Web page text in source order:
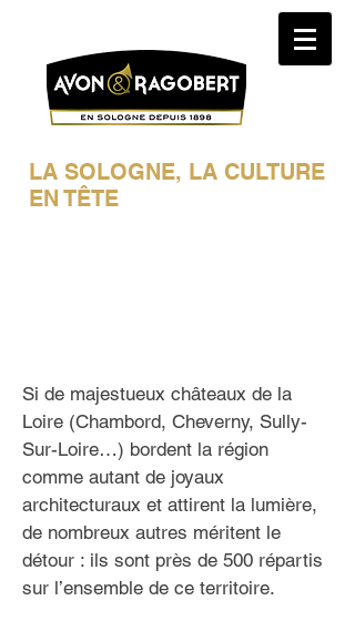
LA SOLOGNE, LA CULTURE
EN TÊTE
Si de majestueux châteaux de la
Loire (Chambord, Cheverny, Sully-
Sur-Loire…) bordent la région
comme autant de joyaux
architecturaux et attirent la lumière,
de nombreux autres méritent le
détour : ils sont près de 500 répartis
sur l’ensemble de ce territoire.